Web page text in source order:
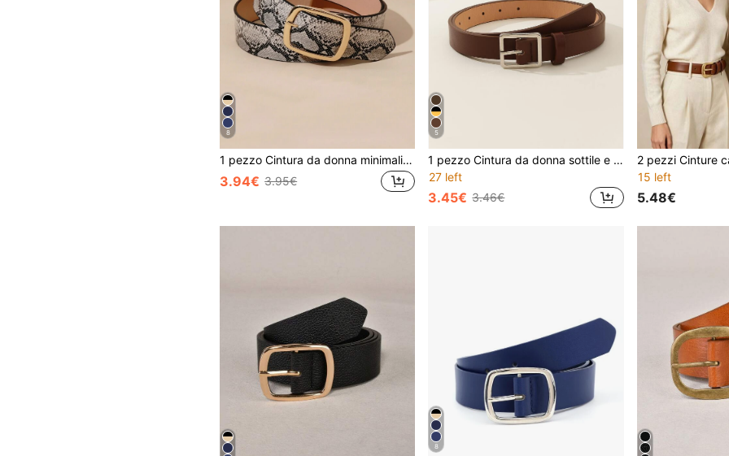
8
1 pezzo Cintura da donna minimalista e versatile
3.94€ 3.95€
5
1 pezzo Cintura da donna sottile e versatile in pelle PU alla moda
27 left
3.45€ 3.46€
15 left
5.48€
8